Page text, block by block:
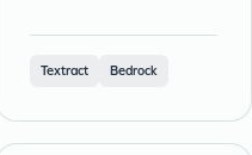
Textract Bedrock